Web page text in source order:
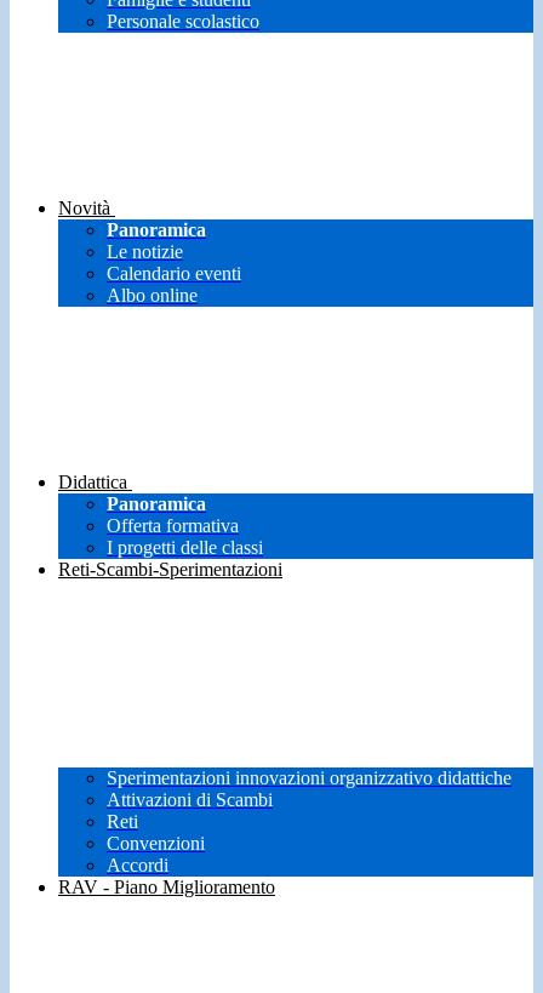
Personale scolastico
Novità
Panoramica
Le notizie
Calendario eventi
Albo online
Didattica
Panoramica
Offerta formativa
I progetti delle classi
Reti-Scambi-Sperimentazioni
Sperimentazioni innovazioni organizzativo didattiche
Attivazioni di Scambi
Reti
Convenzioni
Accordi
RAV - Piano Miglioramento